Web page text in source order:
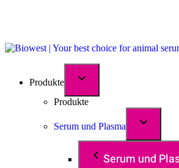
Produkte
Produkte
Serum und Plasma
Serum und